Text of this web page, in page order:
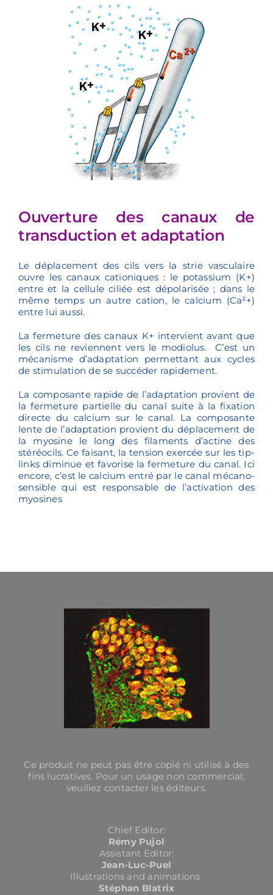
Ouverture des canaux de
transduction et adaptation
Le déplacement des cils vers la strie vasculaire
ouvre les canaux cationiques : le potassium (K+)
entre et la cellule ciliée est dépolarisée ; dans le
même temps un autre cation, le calcium (Ca²+)
entre lui aussi.
La fermeture des canaux K+ intervient avant que
les cils ne reviennent vers le modiolus. C’est un
mécanisme d’adaptation permettant aux cycles
de stimulation de se succéder rapidement.
La composante rapide de l’adaptation provient de
la fermeture partielle du canal suite à la fixation
directe du calcium sur le canal. La composante
lente de l’adaptation provient du déplacement de
la myosine le long des filaments d’actine des
stéréocils. Ce faisant, la tension exercée sur les tip-
links diminue et favorise la fermeture du canal. Ici
encore, c’est le calcium entré par le canal mécano-
sensible qui est responsable de l’activation des
myosines
Ce produit ne peut pas être copié ni utilisé à des
fins lucratives. Pour un usage non commercial,
veuillez contacter les éditeurs.
Chief Editor:
Rémy Pujol
Assistant Editor:
Jean-Luc-Puel
Illustrations and animations
Stéphan Blatrix